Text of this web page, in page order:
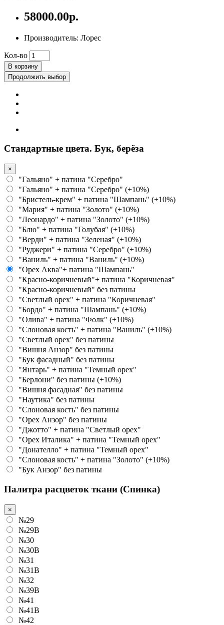
58000.00р.
Производитель: Лорес
Кол-во
В корзину
Продолжить выбор
Стандартные цвета. Бук, берёза
×
"Гальяно" + патина "Серебро"
"Гальяно" + патина "Серебро" (+10%)
"Бристель-крем" + патина "Шампань" (+10%)
"Мария" + патина "Золото" (+10%)
"Леонардо" + патина "Золото" (+10%)
"Блю" + патина "Голубая" (+10%)
"Верди" + патина "Зеленая" (+10%)
"Руджери" + патина "Серебро" (+10%)
"Ваниль" + патина "Ваниль" (+10%)
"Орех Аква"+ патина "Шампань"
"Красно-коричневый"+ патина "Коричневая"
"Красно-коричневый" без патины
"Светлый орех" + патина "Коричневая"
"Бордо" + патина "Шампань" (+10%)
"Олива" + патина "Фолк" (+10%)
"Слоновая кость" + патина "Ваниль" (+10%)
"Светлый орех" без патины
"Вишня Анзор" без патины
"Бук фасадный" без патины
"Янтарь" + патина "Темный орех"
"Берлони" без патины (+10%)
"Вишня фасадная" без патины
"Наутика" без патины
"Слоновая кость" без патины
"Орех Анзор" без патины
"Джотто" + патина "Светлый орех"
"Орех Италика" + патина "Темный орех"
"Донателло" + патина "Темный орех"
"Слоновая кость" + патина "Золото" (+10%)
"Бук Анзор" без патины
Палитра расцветок ткани (Спинка)
×
№29
№29B
№30
№30B
№31
№31B
№32
№39B
№41
№41В
№42